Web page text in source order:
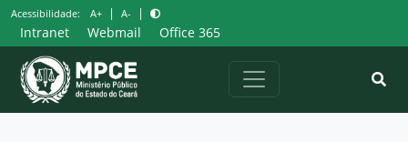
Pular
para
o
conteúdo
Acessibilidade: A+ | A- |
Intranet Webmail Office 365